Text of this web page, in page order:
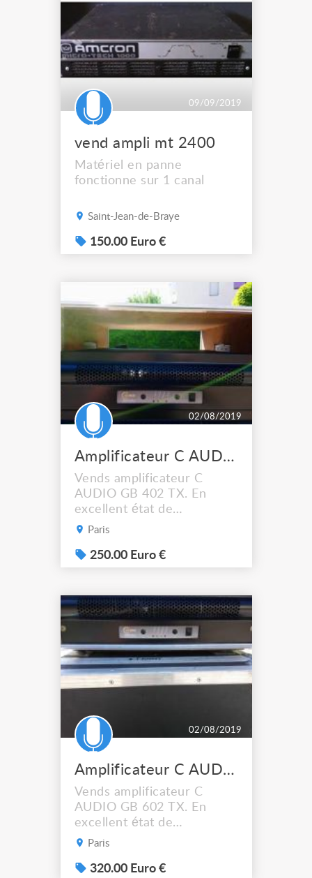
09/09/2019
vend ampli mt 2400
Matériel en panne
fonctionne sur 1 canal
Saint-Jean-de-Braye
150.00 Euro €
02/08/2019
Amplificateur C AUDIO GB 402 TX
Vends amplificateur C
AUDIO GB 402 TX. En
excellent état de
fonctionnement et
Spécifications techniques :
Mode stéréo / 2 x
400Wrms 4 Ohms / 2 x
570Wrms 2 Ohms Mode
bridge / 800Wrms 8 Ohms
Sensitivity 1.025Vrms
Frequency Resp.10Hz-
40kHz, +0/-1dB Damping
Paris
250.00 Euro €
02/08/2019
Amplificateur C AUDIO GB 602 TX
Vends amplificateur C
AUDIO GB 602 TX. En
excellent état de
fonctionnement et
Spécifications techniques :
Paris
320.00 Euro €